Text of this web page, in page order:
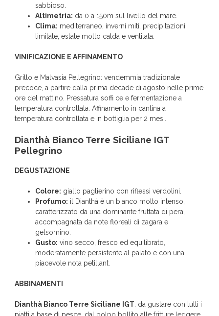
sabbioso.
Altimetria: da 0 a 150m sul livello del mare.
Clima: mediterraneo, inverni miti, precipitazioni
limitate, estate molto calda e ventilata.
VINIFICAZIONE E AFFINAMENTO
Grillo e Malvasia Pellegrino: vendemmia tradizionale
precoce, a partire dalla prima decade di agosto nelle prime
ore del mattino. Pressatura soffi ce e fermentazione a
temperatura controllata. Affinamento in cantina a
temperatura controllata e in bottiglia per 2 mesi.
Dianthà Bianco Terre Siciliane IGT
Pellegrino
DEGUSTAZIONE
Colore: giallo paglierino con riflessi verdolini.
Profumo: il Dianthà è un bianco molto intenso,
caratterizzato da una dominante fruttata di pera,
accompagnata da note floreali di zagara e
gelsomino.
Gusto: vino secco, fresco ed equilibrato,
moderatamente persistente al palato e con una
piacevole nota petillant.
ABBINAMENTI
Dianthà Bianco Terre Siciliane IGT: da gustare con tutti i